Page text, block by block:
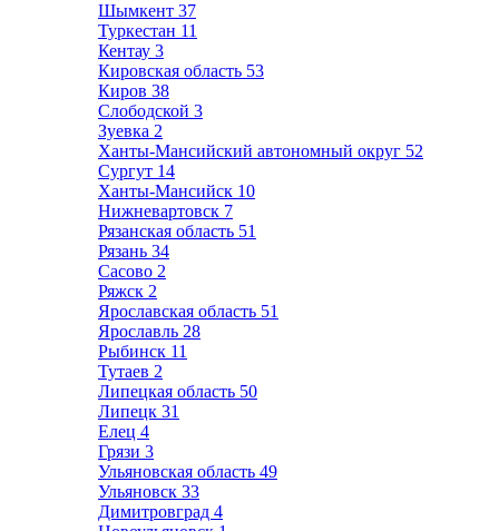
Шымкент 37
Туркестан 11
Кентау 3
Кировская область 53
Киров 38
Слободской 3
Зуевка 2
Ханты-Мансийский автономный округ 52
Сургут 14
Ханты-Мансийск 10
Нижневартовск 7
Рязанская область 51
Рязань 34
Сасово 2
Ряжск 2
Ярославская область 51
Ярославль 28
Рыбинск 11
Тутаев 2
Липецкая область 50
Липецк 31
Елец 4
Грязи 3
Ульяновская область 49
Ульяновск 33
Димитровград 4